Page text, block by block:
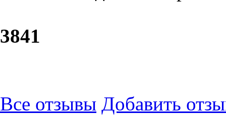
3841
Все отзывы Добавить